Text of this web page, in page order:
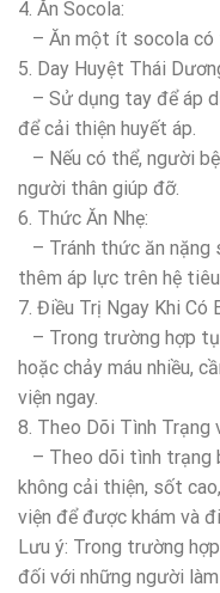
4. Ăn Socola:
– Ăn một ít socola có
5. Day Huyệt Thái
– Sử dụng tay để áp
để cải thiện huyết áp.
– Nếu có thể, người
người thân giúp đỡ.
6. Thức Ăn Nhẹ:
– Tránh thức ăn nặng
thêm áp lực trên hệ tiêu
7. Điều Trị Ngay Khi Có
– Trong trường hợp
hoặc chảy máu nhiều,
viện ngay.
8. Theo Dõi Tình Trạng
– Theo dõi tình trạng
không cải thiện, sốt
viện để được khám và
Lưu ý: Trong trường
đối với những người